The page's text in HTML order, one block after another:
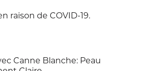
raison de COVID-19.
Canne Blanche: Peau